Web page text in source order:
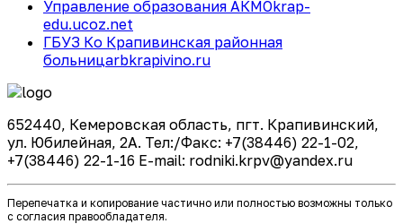
Управление образования АКМОkrap-
edu.ucoz.net
ГБУЗ Ко Крапивинская районная
больницаrbkrapivino.ru
652440, Кемеровская область, пгт. Крапивинский,
ул. Юбилейная, 2А. Тел:/Факс: +7(38446) 22-1-02,
+7(38446) 22-1-16 E-mail: rodniki.krpv@yandex.ru
Перепечатка и копирование частично или полностью возможны только
с согласия правообладателя.